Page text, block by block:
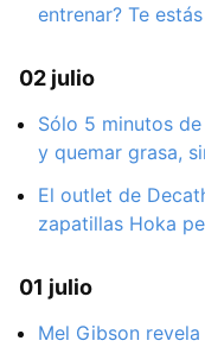
entrenar? Te
02 julio
Sólo 5 minutos
y quemar grasa,
El outlet de
zapatillas Hoka
01 julio
Mel Gibson